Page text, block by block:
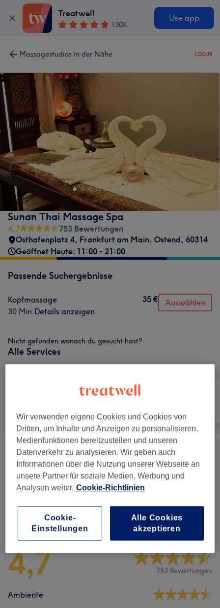
Treatwell
130K
Use app
Massagestudios in der Nähe LOGIN
Sunan Thai Massage Spa
4,7
753 Bewertungen
Osthafenplatz 4, Frankfurt am Main, Ostend, 60314
Geöffnet Heute: 11:00 - 21:00
Passende Suchergebnisse
Kopfmassage
30 Min.Details anzeigen
35 € Auswählen
Nicht gefunden wonach du gesucht hast?
Alle Services
Massagen (15) ab 35 €
Spa Packages (3 ) ab 69 €
Salonbewertungen
4,7 753 Bewertungen
Ambiente
Wir verwenden eigene Cookies und Cookies von
Dritten, um Inhalte und Anzeigen zu personalisieren,
Medienfunktionen bereitzustellen und unseren
Datenverkehr zu analysieren. Wir geben auch
Informationen über die Nutzung unserer Webseite an
unsere Partner für soziale Medien, Werbung und
Analysen weiter. Cookie-Richtlinien
Cookie-
Einstellungen
Alle Cookies
akzeptieren